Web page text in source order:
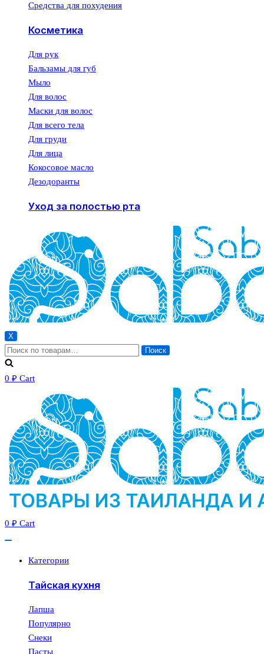
Средства для похудения
Косметика
Для рук
Бальзамы для губ
Мыло
Для волос
Маски для волос
Для всего тела
Для груди
Для лица
Кокосовое масло
Дезодоранты
Уход за полостью рта
X
Искать: Поиск
0 ₽ Cart
0 ₽ Cart
Категории
Тайская кухня
Лапша
Популярно
Снеки
Пасты